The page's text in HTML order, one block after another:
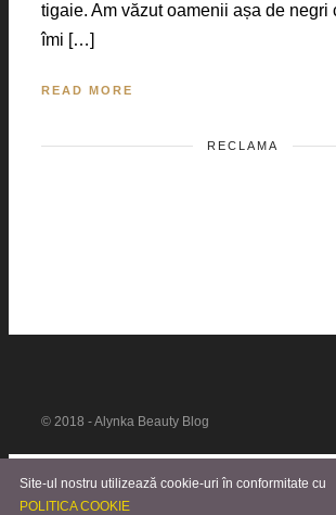
tigaie. Am văzut oamenii așa de negri
îmi […]
READ MORE
RECLAMA
© 2018 - Alynka Beauty Blog
Site-ul nostru utilizează cookie-uri în conformitate cu
POLITICA COOKIE